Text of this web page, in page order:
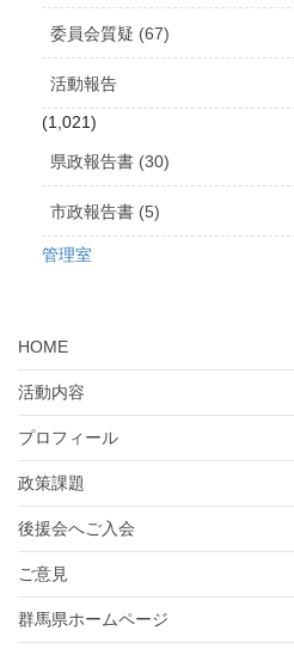
委員会質疑 (67)
活動報告
(1,021)
県政報告書 (30)
市政報告書 (5)
管理室
HOME
活動内容
プロフィール
政策課題
後援会へご入会
ご意見
群馬県ホームページ